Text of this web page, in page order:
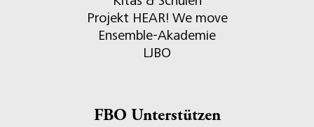
Projekt HEAR! We move
Ensemble-Akademie
LJBO
FBO Unterstützen